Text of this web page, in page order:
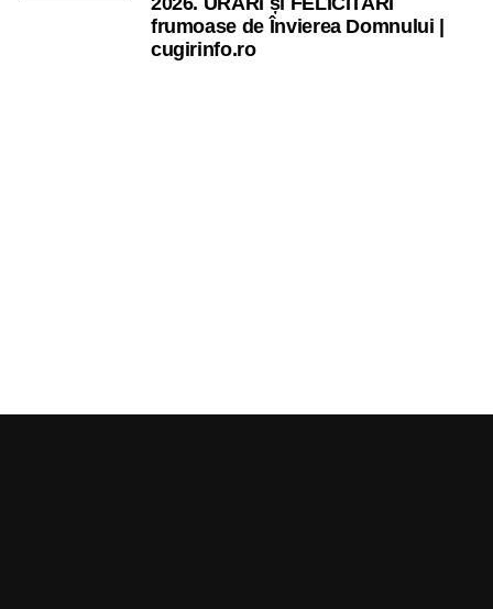
frumoase de Învierea Domnului |
cugirinfo.ro